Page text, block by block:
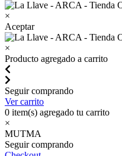
×
Aceptar
×
Producto agregado a carrito
Seguir comprando
Ver carrito
0 item(s) agregado tu carrito
×
MUTMA
Seguir comprando